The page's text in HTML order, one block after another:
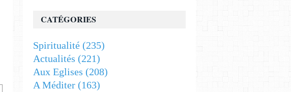
CATÉGORIES
Spiritualité (235)
Actualités (221)
Aux Eglises (208)
A Méditer (163)